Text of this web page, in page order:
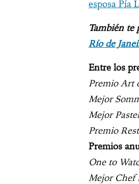
esposa Pía
También te
Río de
Entre los
Premio Art
Mejor
Mejor
Premio
Premios
One to
Mejor Chef